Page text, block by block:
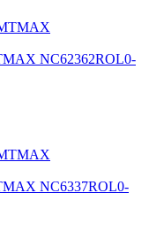
NC62362ROL0-
NC6337ROL0-